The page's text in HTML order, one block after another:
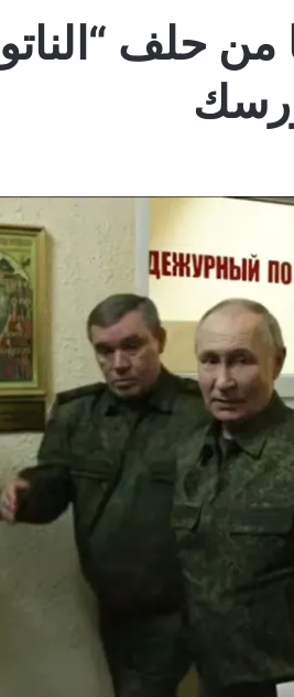
من حلف